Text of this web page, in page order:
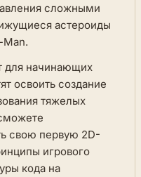
сложными
астероиды
Man.
для начинающих
освоить создание
тяжелых
свою первую 2D-
игрового
кода на